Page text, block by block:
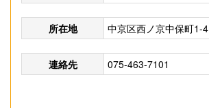
所在地 中京区西ノ京中保町1-4
連絡先 075-463-7101